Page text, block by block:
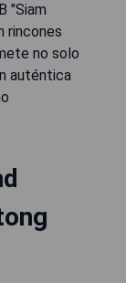
"Siam
rincones
no solo
auténtica